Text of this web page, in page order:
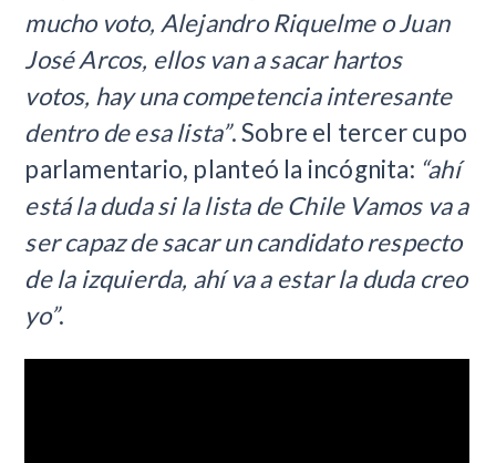
mucho voto, Alejandro Riquelme o Juan
José Arcos, ellos van a sacar hartos
votos, hay una competencia interesante
dentro de esa lista”. Sobre el tercer cupo
parlamentario, planteó la incógnita: “ahí
está la duda si la lista de Chile Vamos va a
ser capaz de sacar un candidato respecto
de la izquierda, ahí va a estar la duda creo
yo”.